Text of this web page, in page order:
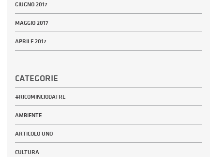
GIUGNO 2017
MAGGIO 2017
APRILE 2017
CATEGORIE
#RICOMINCIODATRE
AMBIENTE
ARTICOLO UNO
CULTURA